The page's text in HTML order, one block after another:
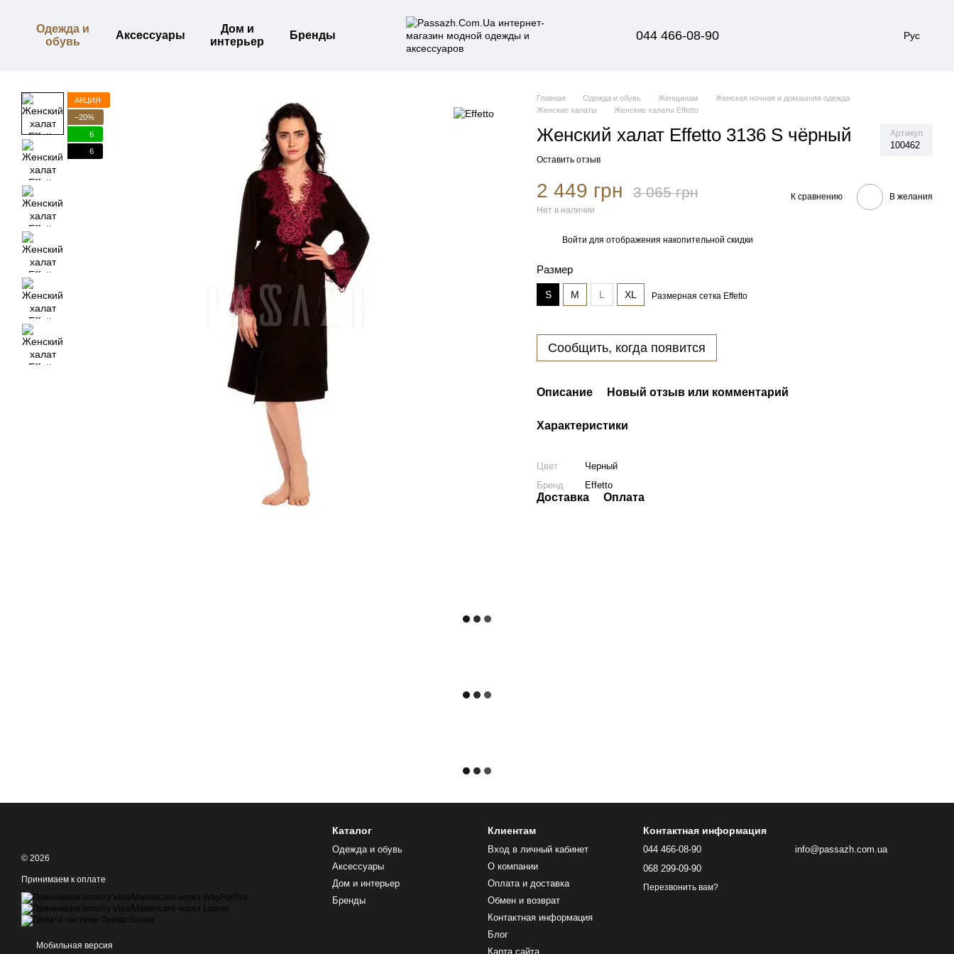
Одежда и
обувь
Аксессуары
Дом и
интерьер
Бренды 044 466-08-90 Рус
АКЦИЯ
−20%
6
6
Главная Одежда и обувь Женщинам
Женская ночная и домашняя одежда
Женские халаты
Женские халаты Effetto
Женский халат Effetto 3136 S чёрный Артикул
100462
Оставить отзыв
2 449 грн 3 065 грн
Нет в наличии
К сравнению В желания
Войти для отображения накопительной скидки
Размер
S M L XL Размерная сетка Effetto
Сообщить, когда появится
Описание Новый отзыв или комментарий
Характеристики
Цвет
Черный
Бренд
Effetto
Доставка Оплата
© 2026
Принимаем к оплате
Мобильная версия
Каталог
Одежда и обувь
Аксессуары
Дом и интерьер
Бренды
Клиентам
Вход в личный кабинет
О компании
Оплата и доставка
Обмен и возврат
Контактная информация
Блог
Карта сайта
Контактная информация
044 466-08-90
068 299-09-90
Перезвонить вам?
info@passazh.com.ua